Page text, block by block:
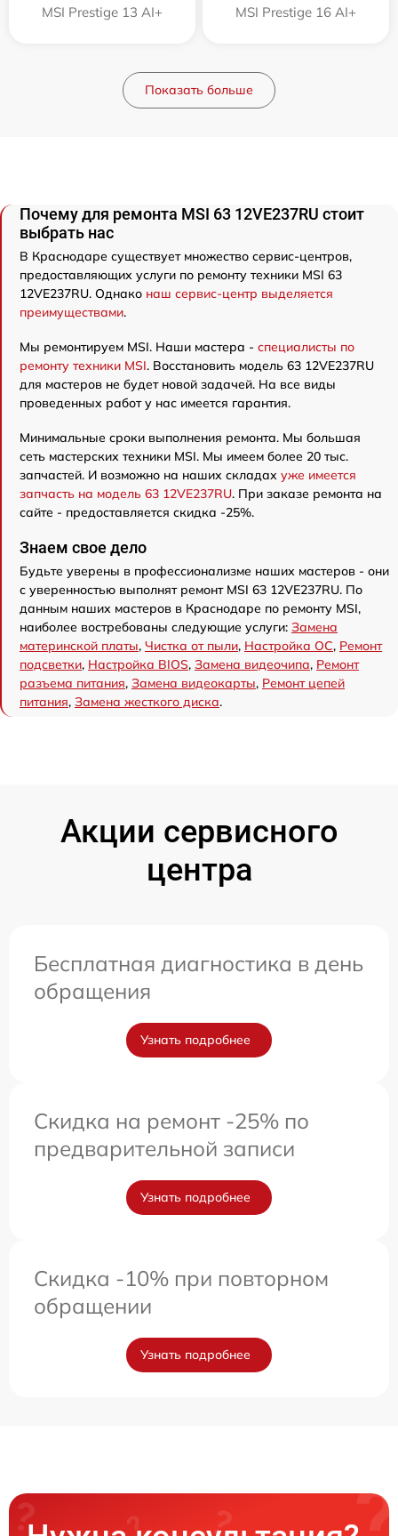
MSI Prestige 13 AI+ MSI Prestige 16 AI+
Показать больше
Почему для ремонта MSI 63 12VE237RU стоит
выбрать нас
В Краснодаре существует множество сервис-центров,
предоставляющих услуги по ремонту техники MSI 63
12VE237RU. Однако наш сервис-центр выделяется
преимуществами.
Мы ремонтируем MSI. Наши мастера - специалисты по
ремонту техники MSI. Восстановить модель 63 12VE237RU
для мастеров не будет новой задачей. На все виды
проведенных работ у нас имеется гарантия.
Минимальные сроки выполнения ремонта. Мы большая
сеть мастерских техники MSI. Мы имеем более 20 тыс.
запчастей. И возможно на наших складах уже имеется
запчасть на модель 63 12VE237RU. При заказе ремонта на
сайте - предоставляется скидка -25%.
Знаем свое дело
Будьте уверены в профессионализме наших мастеров - они
с уверенностью выполнят ремонт MSI 63 12VE237RU. По
данным наших мастеров в Краснодаре по ремонту MSI,
наиболее востребованы следующие услуги: Замена
материнской платы, Чистка от пыли, Настройка ОС, Ремонт
подсветки, Настройка BIOS, Замена видеочипа, Ремонт
разъема питания, Замена видеокарты, Ремонт цепей
питания, Замена жесткого диска.
Акции сервисного
центра
Бесплатная диагностика в день
обращения
Узнать подробнее
Скидка на ремонт -25% по
предварительной записи
Узнать подробнее
Скидка -10% при повторном
обращении
Узнать подробнее